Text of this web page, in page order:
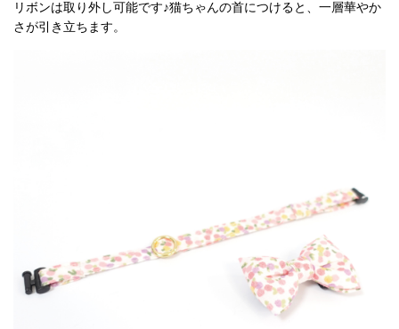
リボンは取り外し可能です♪猫ちゃんの首につけると、一層華やか
さが引き立ちます。